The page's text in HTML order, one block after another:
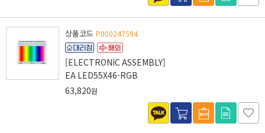
상품코드 P000247594
[ELECTRONIC ASSEMBLY]
EA LED55X46-RGB
63,820원